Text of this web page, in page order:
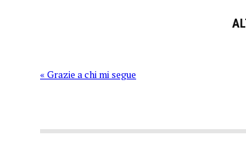
« Grazie a chi mi segue